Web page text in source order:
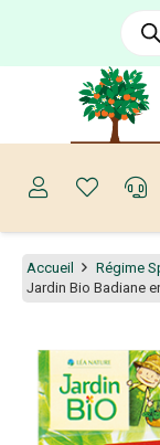
Accueil Régime
Jardin Bio Badiane